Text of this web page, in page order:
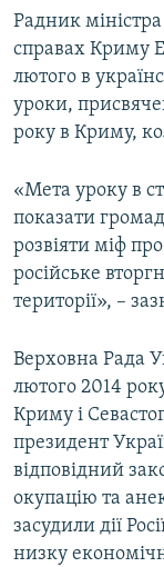
Усі сайти RFE/
Радник
справах Криму
лютого в
уроки,
року в Криму,
«Мета уроку в
показати
розвіяти міф
російське
території», –
Верховна Рада
лютого 2014
Криму і
президент
відповідний
окупацію та
засудили дії
низку